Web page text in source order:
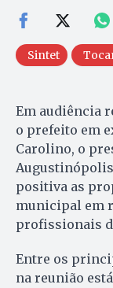
Sintet
Em audiência
o prefeito em
Carolino, o
positiva as
municipal em
profissionais
Entre os
na reunião